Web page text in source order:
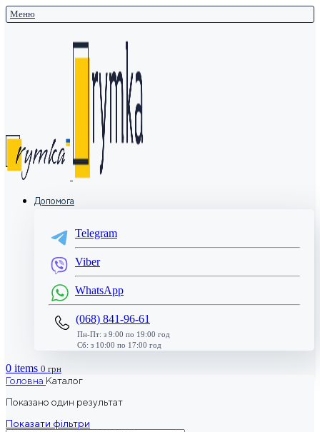
Меню
Допомога
Telegram
Viber
WhatsApp
(068) 841-96-61
Пн-Пт: з 9:00 по 19:00 год
Сб: з 10:00 по 17:00 год
0 items 0 грн
Головна Каталог
Показано один результат
Показати фільтри